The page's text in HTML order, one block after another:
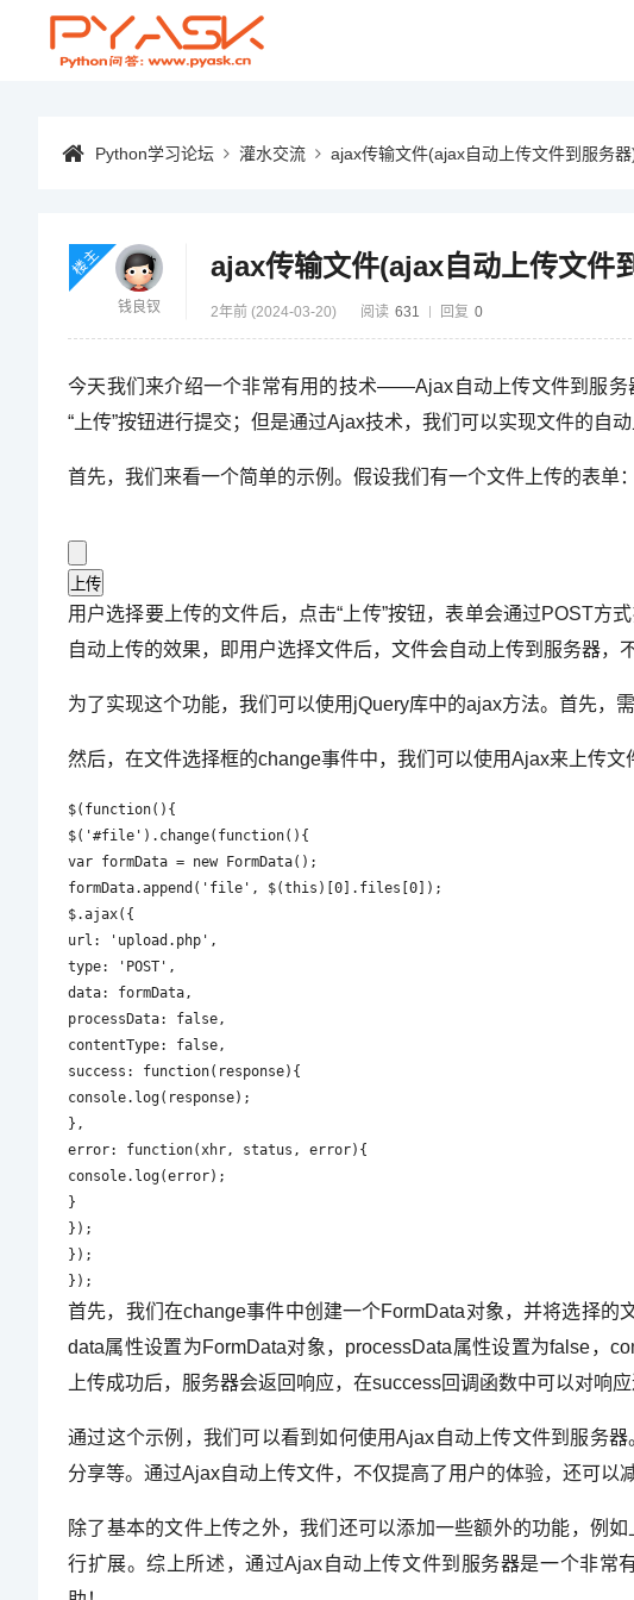
Python学习论坛 灌水交流 ajax传输文件(ajax自动上传文件到服务器
ajax传输文件(ajax自动上传文件
2年前 (2024-03-20) 阅读 631 回复 0
钱良钗
楼主
今天我们来介绍一个非常有用的技术——Ajax自动上传文件到服
“上传”按钮进行提交；但是通过Ajax技术，我们可以实现文件的自
首先，我们来看一个简单的示例。假设我们有一个文件上传的表单：
用户选择要上传的文件后，点击“上传”按钮，表单会通过POST
自动上传的效果，即用户选择文件后，文件会自动上传到服务器，
为了实现这个功能，我们可以使用jQuery库中的ajax方法。首先，需
然后，在文件选择框的change事件中，我们可以使用Ajax来上传文
$(function(){
$('#file').change(function(){
var formData = new FormData();
formData.append('file', $(this)[0].files[0]);
$.ajax({
url: 'upload.php',
type: 'POST',
data: formData,
processData: false,
contentType: false,
success: function(response){
console.log(response);
},
error: function(xhr, status, error){
console.log(error);
}
});
});
});
首先，我们在change事件中创建一个FormData对象，并将选择的
data属性设置为FormData对象，processData属性设置为false，
上传成功后，服务器会返回响应，在success回调函数中可以对响应
通过这个示例，我们可以看到如何使用Ajax自动上传文件到服务
分享等。通过Ajax自动上传文件，不仅提高了用户的体验，还可以
除了基本的文件上传之外，我们还可以添加一些额外的功能，例
行扩展。综上所述，通过Ajax自动上传文件到服务器是一个非常